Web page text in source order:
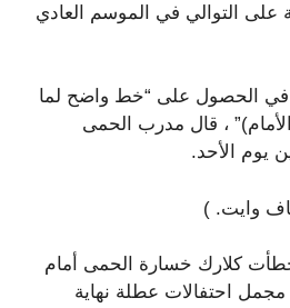
على التوالي في الموسم العادي
في الحصول على “خط واضح لما
، قال مدرب الحمى
يوم الأحد.
وايت. )
أخطأت كلارك خسارة الحمى أمام
احتفالات عطلة نهاية